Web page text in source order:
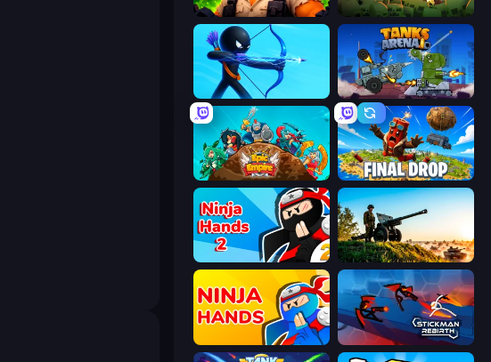
Zombie Lab Escape Zombie Road
Archers Random Tanks Arena io: Craft & Combat
Epic Empire: Tower Defense Final Drop
Ninja Hands 2 Artillery Vs Tanks
Ninja Hands Stickman Rebirth